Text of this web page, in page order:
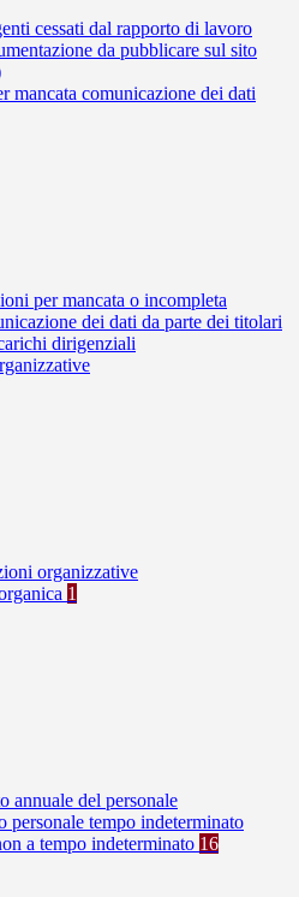
cessati dal rapporto di lavoro
da pubblicare sul sito
mancata comunicazione dei dati
per mancata o incompleta
dei dati da parte dei titolari
dirigenziali
organizzative
1
annuale del personale
personale tempo indeterminato
a tempo indeterminato 16